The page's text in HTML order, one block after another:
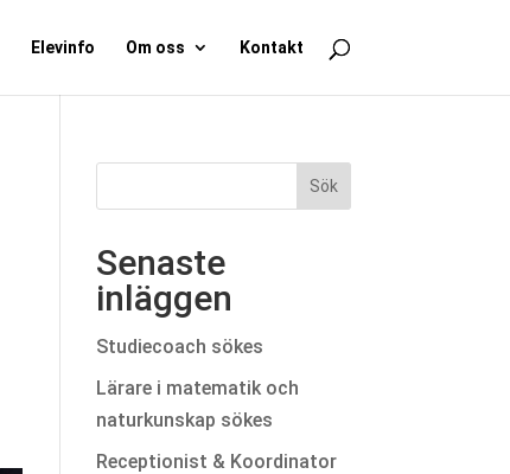
Elevinfo Om oss Kontakt
Senaste
inläggen
Studiecoach sökes
Lärare i matematik och
naturkunskap sökes
Receptionist & Koordinator